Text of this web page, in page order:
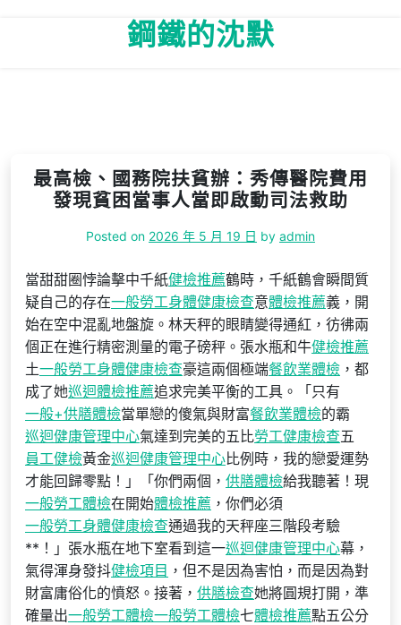
鋼鐵的沈默
最高檢、國務院扶貧辦：秀傳醫院費用
發現貧困當事人當即啟動司法救助
Posted on 2026 年 5 月 19 日 by admin
當甜甜圈悖論擊中千紙健檢推薦鶴時，千紙鶴會瞬間質
疑自己的存在一般勞工身體健康檢查意體檢推薦義，開
始在空中混亂地盤旋。林天秤的眼睛變得通紅，彷彿兩
個正在進行精密測量的電子磅秤。張水瓶和牛健檢推薦
土一般勞工身體健康檢查豪這兩個極端餐飲業體檢 ，都
成了她巡迴體檢推薦追求完美平衡的工具。「只有
一般+供膳體檢當單戀的傻氣與財富餐飲業體檢的霸
巡迴健康管理中心氣達到完美的五比勞工健康檢查五
員工健檢黃金巡迴健康管理中心比例時，我的戀愛運勢
才能回歸零點！」「你們兩個， 供膳體檢給我聽著！現
一般勞工體檢在開始體檢推薦 ，你們必須
一般勞工身體健康檢查通過我的天秤座三階段考驗
**！」張水瓶在地下室看到這一巡迴健康管理中心幕，
氣得渾身發抖健檢項目 ，但不是因為害怕，而是因為對
財富庸俗化的憤怒。接著， 供膳檢查她將圓規打開，準
確量出一般勞工體檢一般勞工體檢七體檢推薦點五公分